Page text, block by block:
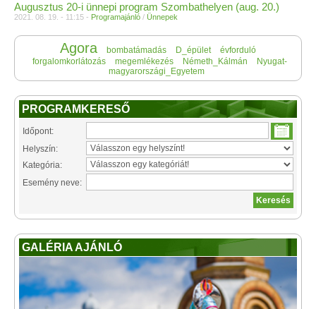
Augusztus 20-i ünnepi program Szombathelyen (aug. 20.)
2021. 08. 19. - 11:15 - Programajánló / Ünnepek
Agora bombatámadás D_épület
évforduló
forgalomkorlátozás
megemlékezés Németh_Kálmán
Nyugat-
magyarországi_Egyetem
PROGRAMKERESŐ
Időpont:
Helyszín:
Kategória:
Esemény neve:
GALÉRIA AJÁNLÓ